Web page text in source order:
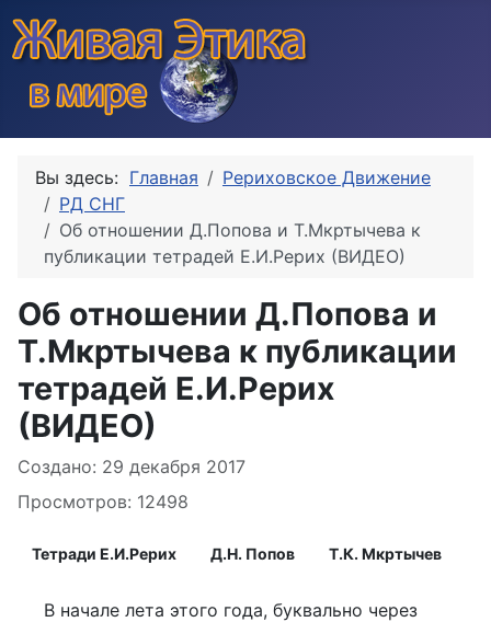
Вы здесь: Главная
Рериховское Движение
РД СНГ
Об отношении Д.Попова и Т.Мкртычева к
публикации тетрадей Е.И.Рерих (ВИДЕО)
Об отношении Д.Попова и
Т.Мкртычева к публикации
тетрадей Е.И.Рерих
(ВИДЕО)
Информация о материале
Создано: 29 декабря 2017
Просмотров: 12498
Тетради Е.И.Рерих Д.Н. Попов Т.К. Мкртычев
В начале лета этого года, буквально через